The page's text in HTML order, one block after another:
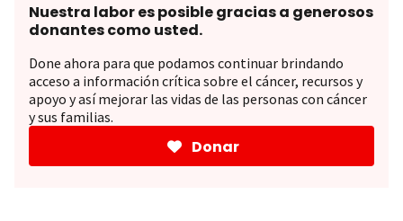
Nuestra labor es posible gracias a generosos
donantes como usted.
Done ahora para que podamos continuar brindando
acceso a información crítica sobre el cáncer, recursos y
apoyo y así mejorar las vidas de las personas con cáncer
y sus familias.
Donar